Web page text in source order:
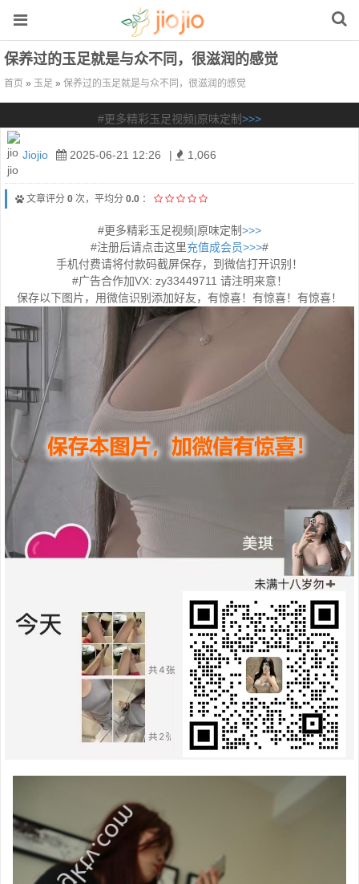
保养过的玉足就是与众不同，很滋润的感觉
首页 » 玉足 » 保养过的玉足就是与众不同，很滋润的感觉
#更多精彩玉足视频|原味定制>>>
Jiojio 2025-06-21 12:26 | 1,066
文章评分 0 次，平均分 0.0 ：
#更多精彩玉足视频|原味定制>>>
#注册后请点击这里充值成会员>>>#
手机付费请将付款码截屏保存，到微信打开识别！
#广告合作加VX: zy33449711 请注明来意！
保存以下图片，用微信识别添加好友，有惊喜！有惊喜！有惊喜！